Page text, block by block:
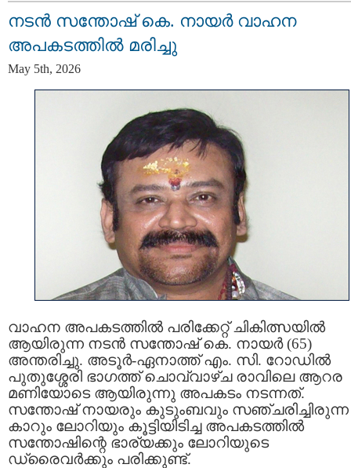
നടന്‍ സന്തോഷ് കെ. നായര്‍ വാഹന
അപകടത്തില്‍ മരിച്ചു
May 5th, 2026
വാഹന അപകടത്തില്‍ പരിക്കേറ്റ് ചികിത്സയിൽ
ആയിരുന്ന നടൻ സന്തോഷ് കെ. നായര്‍ (65)
അന്തരിച്ചു. അടൂർ-ഏനാത്ത് എം. സി. റോഡിൽ
പുതുശ്ശേരി ഭാഗത്ത് ചൊവ്വാഴ്ച രാവിലെ ആറര
മണിയോടെ ആയിരുന്നു അപകടം നടന്നത്.
സന്തോഷ് നായരും കുടുംബവും സഞ്ചരിച്ചിരുന്ന
കാറും ലോറിയും കൂട്ടിയിടിച്ച അപകടത്തില്‍
സന്തോഷിന്റെ ഭാര്യക്കും ലോറിയുടെ
ഡ്രൈവര്‍ക്കും പരിക്കുണ്ട്.